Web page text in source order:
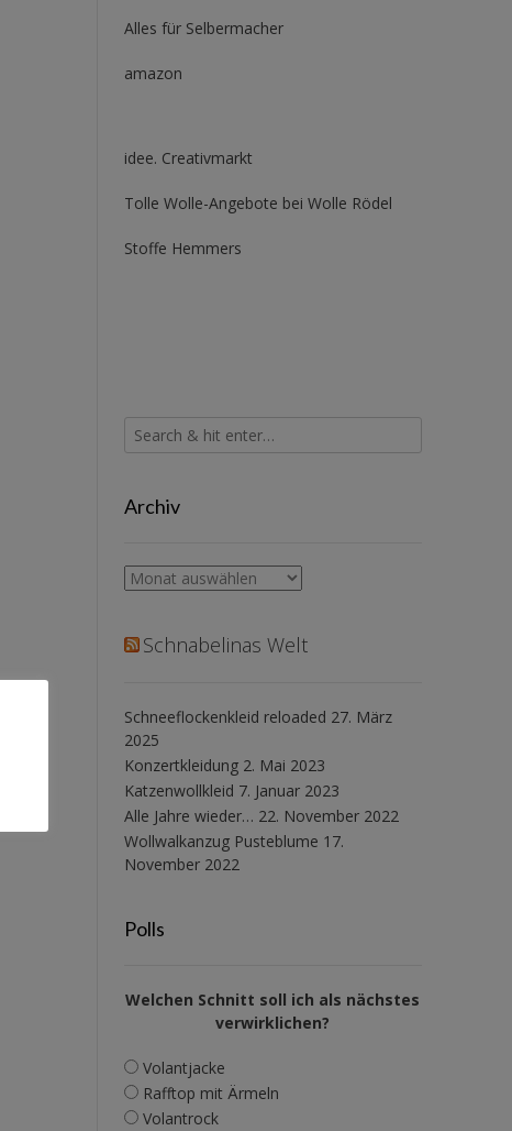
Alles für Selbermacher
amazon
idee. Creativmarkt
Tolle Wolle-Angebote bei Wolle Rödel
Stoffe Hemmers
Archiv
Archiv
Schnabelinas Welt
Schneeflockenkleid reloaded 27. März
2025
Konzertkleidung 2. Mai 2023
Katzenwollkleid 7. Januar 2023
Alle Jahre wieder… 22. November 2022
Wollwalkanzug Pusteblume 17.
November 2022
Polls
Welchen Schnitt soll ich als nächstes
verwirklichen?
Volantjacke
Rafftop mit Ärmeln
Volantrock